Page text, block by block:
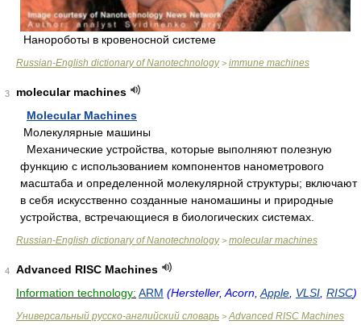
Нанороботы в кровеносной системе
Russian-English dictionary of Nanotechnology> immune machines
3
molecular machines
Molecular Machines
Молекулярные машины
Механические устройства, которые выполняют полезную
функцию с использованием компонентов нанометрового
масштаба и определенной молекулярной структуры; включают
в себя искусственно созданные наномашины и природные
устройства, встречающиеся в биологических системах.
Russian-English dictionary of Nanotechnology> molecular machines
4
Advanced RISC Machines
Information technology: ARM (Hersteller, Acorn, Apple VLSI RISC)
Универсальный русско-английский словарь > Advanced RISC Machines